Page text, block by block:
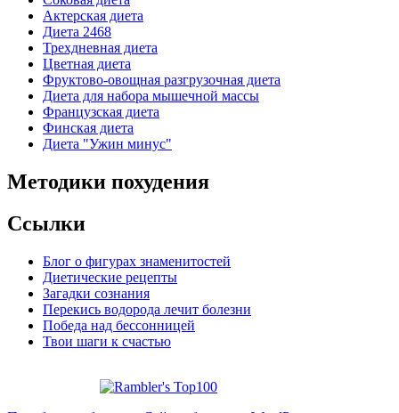
Актерская диета
Диета 2468
Трехдневная диета
Цветная диета
Фруктово-овощная разгрузочная диета
Диета для набора мышечной массы
Французская диета
Финская диета
Диета "Ужин минус"
Методики похудения
Ссылки
Блог о фигурах знаменитостей
Диетические рецепты
Загадки сознания
Перекись водорода лечит болезни
Победа над бессонницей
Твои шаги к счастью